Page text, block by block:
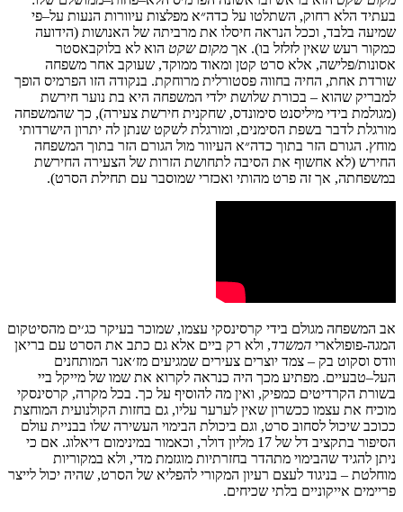
בעתיד הלא רחוק, השתלטו על כדה״א מפלצות עיוורות הנעות על–פי
שמיעה בלבד, וככל הנראה חיסלו את מרביתה של האנושות (הידועה
כמקור רעש שאין לזלזל בו). אך מקום שקט הוא לא בלוקבאסטר
אסונות/פלישה, אלא סרט קטן ומאוד ממוקד, שעוקב אחר משפחה
שורדת אחת, החיה בחווה פסטורלית מרוחקת. בנקודה הזו הפרמיס הופך
למבריק שהוא – בכורת שלושת ילדי המשפחה היא בת נוער חירשת
(מגולמת בידי מיליסנט סימונדס, שחקנית חירשת צעירה), כך שהמשפחה
מורגלת לדבר בשפת הסימנים, ומורגלת לשקט שנתן לה יתרון הישרדותי
מוחץ. הגורם הזר בתוך כדה״א העיוור מול הגורם הזר בתוך המשפחה
החירש (לא אחשוף את הסיבה לתחושת הזרות של הצעירה החירשת
במשפחתה, אך זה פרט מהותי ואכזרי שמוסבר עם תחילת הסרט).
אב המשפחה מגולם בידי קרסינסקי עצמו, שמוכר בעיקר כג׳ים מהסיטקום
המגה-פופולארי המשרד, ולא רק ביים אלא גם כתב את הסרט עם בריאן
וודס וסקוט בק – צמד יוצרים צעירים שמגיעים מז׳אנר המותחנים
העל–טבעיים. מפתיע מכך היה כנראה לקרוא את שמו של מייקל ביי
בשורת הקרדיטים כמפיק, ואין מה להוסיף על כך. בכל מקרה, קרסינסקי
מוכיח את עצמו ככשרון שאין לערער עליו, גם בחזות הקולנועית המוחצת
ככוכב שיכול לסחוב סרט, וגם ביכולת הבימוי העשירה שלו בבניית עולם
הסיפור בתקציב דל של מליון דולר, וכאמור במינימום דיאלוג. אם כי
ניתן להגיד שהבימוי מתהדר בחזרתיות מוגזמת מדי, ולא במקוריות
מוחלטת – בניגוד לעצם רעיון המקורי להפליא של הסרט, שהיה יכול לייצר
פריימים אייקוניים בלתי שכיחים.